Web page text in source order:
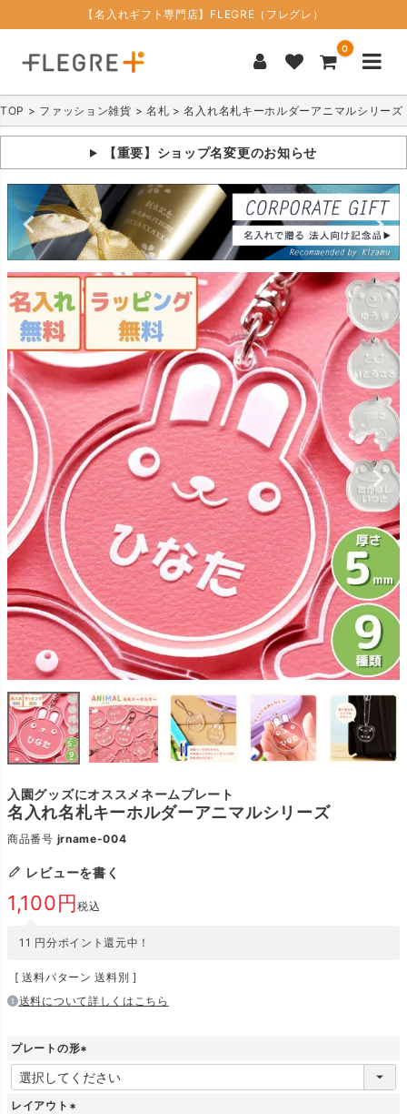
【名入れギフト専門店】FLEGRE（フレグレ）
0
TOP ファッション雑貨 名札 名入れ名札キーホルダーアニマルシリーズ
【重要】ショップ名変更のお知らせ
入園グッズにオススメネームプレート
名入れ名札キーホルダーアニマルシリーズ
商品番号 jrname-004
レビューを書く
1,100 税込
11 円分ポイント還元中！
送料パターン 送料別
送料について詳しくはこちら
プレートの形
(
必
レイアウト